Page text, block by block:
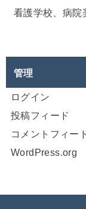
看護学校、病院
管理
ログイン
投稿フィード
コメントフィー
WordPress.org